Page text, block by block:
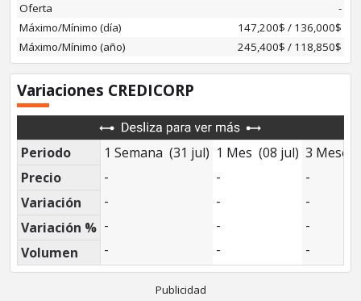
Oferta
-
Máximo/Mínimo (día)
147,200$ / 136,000$
Máximo/Mínimo (año)
245,400$ / 118,850$
Variaciones CREDICORP
Periodo
Precio
Variación
Variación %
Volumen
1 Semana (31 jul)
-
-
-
-
1 Mes (08 jul)
-
-
-
-
3 Meses
-
-
-
-
Publicidad